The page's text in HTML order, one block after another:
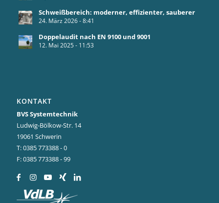
Schweißbereich: moderner, effizienter, sauberer
24. März 2026 - 8:41
Doppelaudit nach EN 9100 und 9001
12. Mai 2025 - 11:53
KONTAKT
BVS Systemtechnik
Ludwig-Bölkow-Str. 14
19061 Schwerin
T: 0385 773388 - 0
F: 0385 773388 - 99